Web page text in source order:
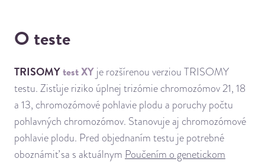
O teste
TRISOMYtest XY je rozšírenou verziou TRISOMY
testu. Zisťuje riziko úplnej trizómie chromozómov 21, 18
a 13, chromozómové pohlavie plodu a poruchy počtu
pohlavných chromozómov. Stanovuje aj chromozómové
pohlavie plodu. Pred objednaním testu je potrebné
oboznámiť sa s aktuálnym Poučením o genetickom